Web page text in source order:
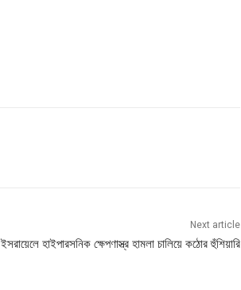
Next article
ইসরায়েলে হাইপারসনিক ক্ষেপণাস্ত্র হামলা চালিয়ে কঠোর হুঁশিয়ারি